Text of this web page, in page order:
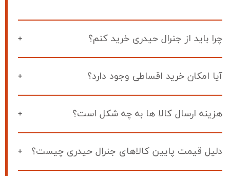
چرا باید از جنرال حیدری خرید کنم؟
آیا امکان خرید اقساطی وجود دارد؟
هزینه ارسال کالا ها به چه شکل است؟
دلیل قیمت پایین کالاهای جنرال حیدری چیست؟